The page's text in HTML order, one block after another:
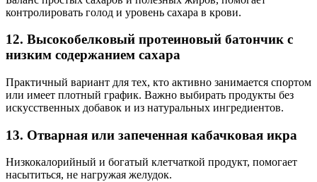
контролировать голод и уровень сахара в крови.
12. Высокобелковый протеиновый батончик с
низким содержанием сахара
Практичный вариант для тех, кто активно занимается спортом
или имеет плотный график. Важно выбирать продукты без
искусственных добавок и из натуральных ингредиентов.
13. Отварная или запеченная кабачковая икра
Низкокалорийный и богатый клетчаткой продукт, помогает
насытиться, не нагружая желудок.